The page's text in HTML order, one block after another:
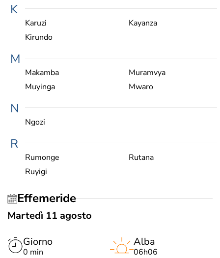
K
Karuzi
Kayanza
Kirundo
M
Makamba
Muramvya
Muyinga
Mwaro
N
Ngozi
R
Rumonge
Rutana
Ruyigi
Effemeride
Martedì 11 agosto
Giorno
0 min
Alba
06h06